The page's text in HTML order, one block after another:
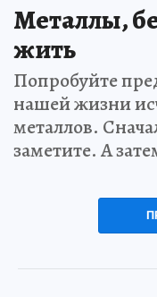
Металлы,
жить
Попробуйте
нашей жизни
металлов.
заметите. А